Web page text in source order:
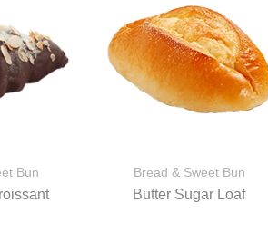
Bun Bread & Sweet Bun
Butter Sugar Loaf